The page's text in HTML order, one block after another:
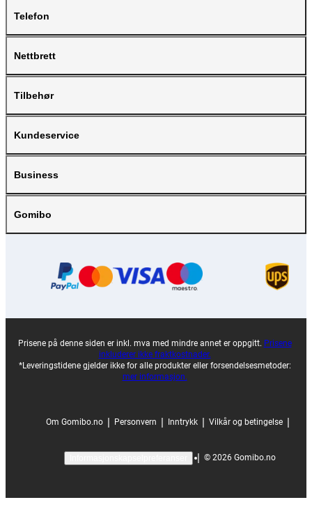
Telefon
Nettbrett
Tilbehør
Kundeservice
Business
Gomibo
Prisene på denne siden er inkl. mva med mindre annet er oppgitt. Prisene
inkluderer ikke fraktkostnader.
*Leveringstidene gjelder ikke for alle produkter eller forsendelsesmetoder:
mer informasjon.
Om Gomibo.no | Personvern | Inntrykk | Vilkår og betingelse |
| © 2026 Gomibo.no